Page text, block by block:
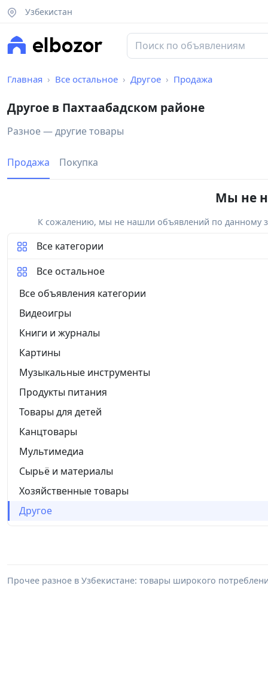
Узбекистан
Главная Все остальное Другое Продажа
Другое в Пахтаабадском районе
Разное — другие товары
Продажа Покупка
Мы не
К сожалению, мы не нашли объявлений по данному
Все категории
Все остальное
Все объявления категории
Видеоигры
Книги и журналы
Картины
Музыкальные инструменты
Продукты питания
Товары для детей
Канцтовары
Мультимедиа
Сырьё и материалы
Хозяйственные товары
Другое
Прочее разное в Узбекистане: товары широкого